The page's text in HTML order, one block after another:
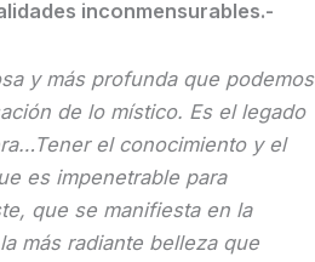
inconmensurables.-
y más profunda que podemos
de lo místico. Es el legado
el conocimiento y el
es impenetrable para
que se manifiesta en la
más radiante belleza que